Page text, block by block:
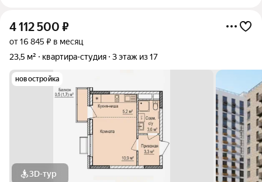
4 112 500 ₽
от 16 845 ₽ в месяц
23,5 м²
квартира-студия 3 этаж из 17
новостройка
3D-тур